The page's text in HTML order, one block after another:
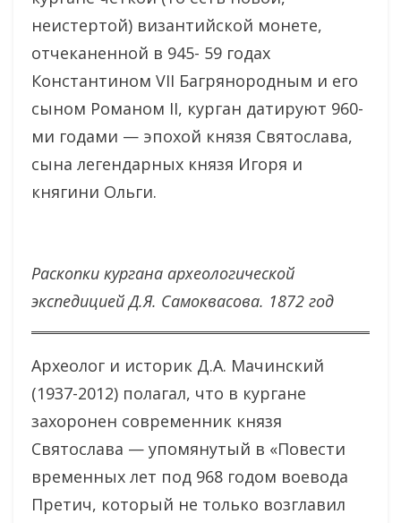
неистертой) византийской монете,
отчеканенной в 945- 59 годах
Константином VII Багрянородным и его
сыном Романом II, курган датируют 960-
ми годами — эпохой князя Святослава,
сына легендарных князя Игоря и
княгини Ольги.
Раскопки кургана археологической
экспедицией Д.Я. Самоквасова. 1872 год
Археолог и историк Д.А. Мачинский
(1937-2012) полагал, что в кургане
захоронен современник князя
Святослава — упомянутый в «Повести
временных лет под 968 годом воевода
Претич, который не только возглавил